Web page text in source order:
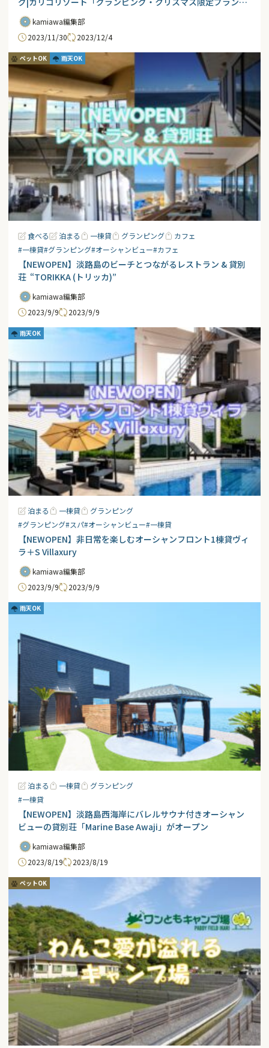
予約受付中|淡路島観光
kamiawa編集部
2023/11/30
2023/12/4
ペットOK 雨天OK
一棟貸 グランピング
食べる 泊まる
カフェ
#一棟貸#グランピング#オーシャンビュー#カフェ
【NEWOPEN】淡路島のビーチとつながるレストラン & 貸別
荘 “TORIKKA (トリッカ)”
kamiawa編集部
2023/9/9
2023/9/9
雨天OK
泊まる 一棟貸
グランピング
#グランピング#スパ#オーシャンビュー#一棟貸
【NEWOPEN】非日常を楽しむオーシャンフロント1棟貸ヴィ
ラ＋S Villaxury
kamiawa編集部
2023/9/9
2023/9/9
雨天OK
一棟貸 グランピング
泊まる
#一棟貸
【NEWOPEN】淡路島西海岸にバレルサウナ付きオーシャン
ビューの貸別荘「Marine Base Awaji」がオープン
kamiawa編集部
2023/8/19
2023/8/19
ペットOK